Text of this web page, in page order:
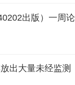
出版）一周论
出大量未经监测